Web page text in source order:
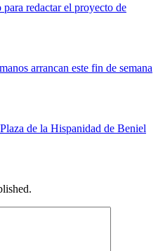
redactar el proyecto de
arrancan este fin de semana
de la Hispanidad de Beniel